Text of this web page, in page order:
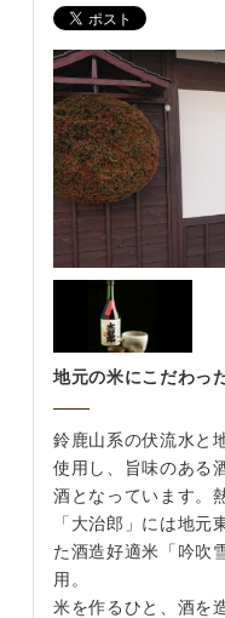
地元の米にこだわっ
鈴鹿山系の伏流水と
使用し、旨味のある
酒となっています。
「大治郎」には地元
た酒造好適米「吟吹
用。
米を作るひと、酒を